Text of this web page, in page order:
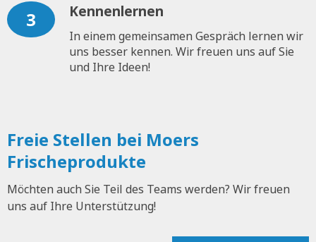
3 Kennenlernen
In einem gemeinsamen Gespräch lernen wir
uns besser kennen. Wir freuen uns auf Sie
und Ihre Ideen!
Freie Stellen bei Moers
Frischeprodukte
Möchten auch Sie Teil des Teams werden? Wir freuen
uns auf Ihre Unterstützung!